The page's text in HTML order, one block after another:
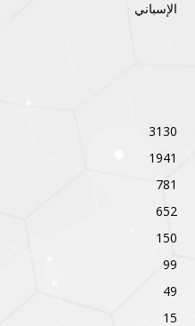
الإسباني
3130
1941
781
652
150
99
49
15